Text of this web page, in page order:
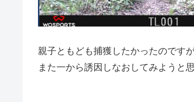
親子ともども捕獲したかったのです
また一から誘因しなおしてみようと